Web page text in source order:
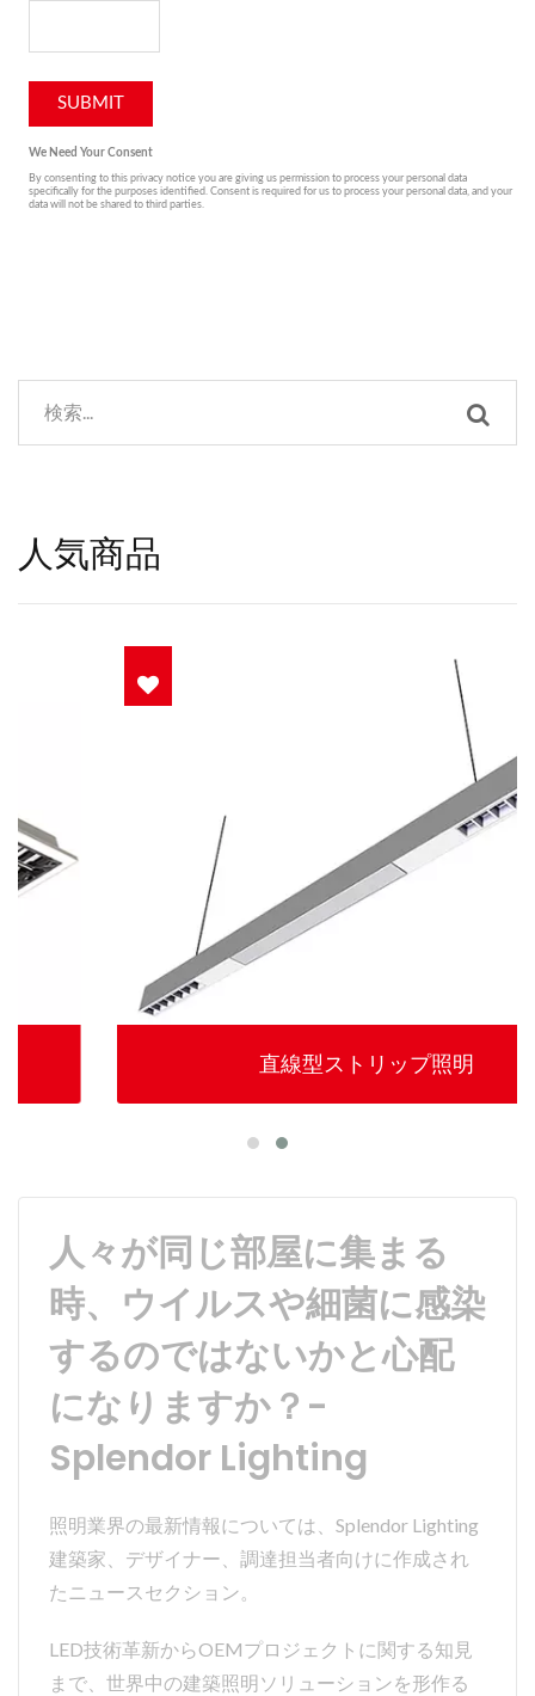
人気商品
直線型ストリップ照明
人々が同じ部屋に集まる
時、ウイルスや細菌に感染
するのではないかと心配
になりますか？-
Splendor Lighting
照明業界の最新情報については、Splendor Lighting
建築家、デザイナー、調達担当者向けに作成され
たニュースセクション。
LED技術革新からOEMプロジェクトに関する知見
まで、世界中の建築照明ソリューションを形作る